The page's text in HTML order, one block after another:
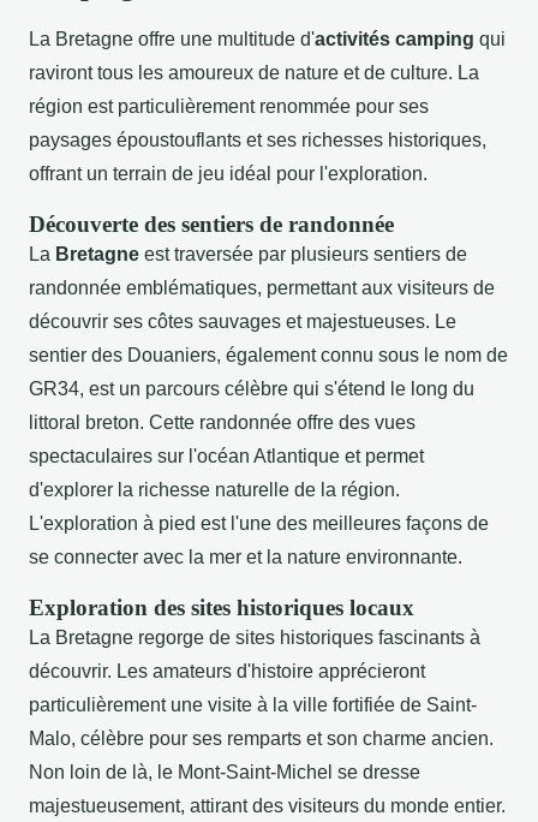
La Bretagne offre une multitude d'activités camping qui
raviront tous les amoureux de nature et de culture. La
région est particulièrement renommée pour ses
paysages époustouflants et ses richesses historiques,
offrant un terrain de jeu idéal pour l'exploration.
Découverte des sentiers de randonnée
La Bretagne est traversée par plusieurs sentiers de
randonnée emblématiques, permettant aux visiteurs de
découvrir ses côtes sauvages et majestueuses. Le
sentier des Douaniers, également connu sous le nom de
GR34, est un parcours célèbre qui s'étend le long du
littoral breton. Cette randonnée offre des vues
spectaculaires sur l'océan Atlantique et permet
d'explorer la richesse naturelle de la région.
L'exploration à pied est l'une des meilleures façons de
se connecter avec la mer et la nature environnante.
Exploration des sites historiques locaux
La Bretagne regorge de sites historiques fascinants à
découvrir. Les amateurs d'histoire apprécieront
particulièrement une visite à la ville fortifiée de Saint-
Malo, célèbre pour ses remparts et son charme ancien.
Non loin de là, le Mont-Saint-Michel se dresse
majestueusement, attirant des visiteurs du monde entier.